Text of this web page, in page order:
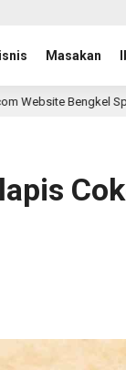
Masakan
Spesialis Kaki-